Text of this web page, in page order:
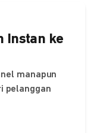
Instan ke
manapun
pelanggan